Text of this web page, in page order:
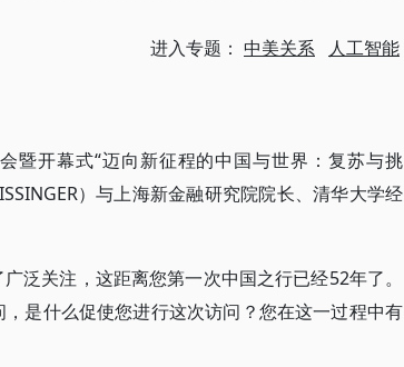
进入专题： 中美关系 人工智能
暨开幕式“迈向新征程的中国与世界：复苏与挑
）与上海新金融研究院院长、清华大学经
泛关注，这距离您第一次中国之行已经52年了。
是什么促使您进行这次访问？您在这一过程中有